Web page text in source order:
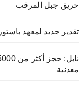
حريق جبل المرقب
تقدير جديد لمعهد باستور
معدنية